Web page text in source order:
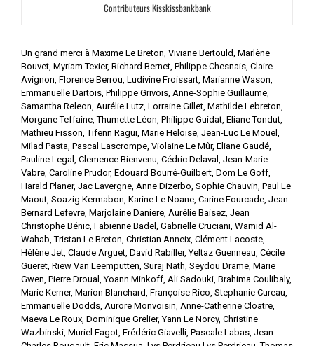
Contributeurs Kisskissbankbank
Un grand merci à Maxime Le Breton, Viviane Bertould, Marlène
Bouvet, Myriam Texier, Richard Bernet, Philippe Chesnais, Claire
Avignon, Florence Berrou, Ludivine Froissart, Marianne Wason,
Emmanuelle Dartois, Philippe Grivois, Anne-Sophie Guillaume,
Samantha Releon, Aurélie Lutz, Lorraine Gillet, Mathilde Lebreton,
Morgane Teffaine, Thumette Léon, Philippe Guidat, Eliane Tondut,
Mathieu Fisson, Tifenn Ragui, Marie Heloise, Jean-Luc Le Mouel,
Milad Pasta, Pascal Lascrompe, Violaine Le Mûr, Eliane Gaudé,
Pauline Legal, Clemence Bienvenu, Cédric Delaval, Jean-Marie
Vabre, Caroline Prudor, Edouard Bourré-Guilbert, Dom Le Goff,
Harald Planer, Jac Lavergne, Anne Dizerbo, Sophie Chauvin, Paul Le
Maout, Soazig Kermabon, Karine Le Noane, Carine Fourcade, Jean-
Bernard Lefevre, Marjolaine Daniere, Aurélie Baisez, Jean
Christophe Bénic, Fabienne Badel, Gabrielle Cruciani, Wamid Al-
Wahab, Tristan Le Breton, Christian Anneix, Clément Lacoste,
Hélène Jet, Claude Arguet, David Rabiller, Yeltaz Guenneau, Cécile
Gueret, Riew Van Leemputten, Suraj Nath, Seydou Drame, Marie
Gwen, Pierre Droual, Yoann Minkoff, Ali Sadouki, Brahima Coulibaly,
Marie Kerner, Marion Blanchard, Françoise Rico, Stephanie Cureau,
Emmanuelle Dodds, Aurore Monvoisin, Anne-Catherine Cloatre,
Maeva Le Roux, Dominique Grelier, Yann Le Norcy, Christine
Wazbinski, Muriel Fagot, Frédéric Giavelli, Pascale Labas, Jean-